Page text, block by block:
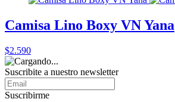
Camisa Lino Boxy VN Yana
$2.590
Suscribite a nuestro newsletter
Suscribirme